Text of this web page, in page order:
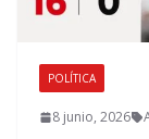
POLÍTICA
8 junio, 2026